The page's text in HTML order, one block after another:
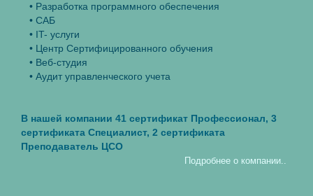
• Разработка программного обеспечения
• САБ
• IT- услуги
• Центр Сертифицированного обучения
• Веб-студия
• Аудит управленческого учета
В нашей компании 41 сертификат Профессионал, 3
сертификата Специалист, 2 сертификата
Преподаватель ЦСО
Подробнее о компании..